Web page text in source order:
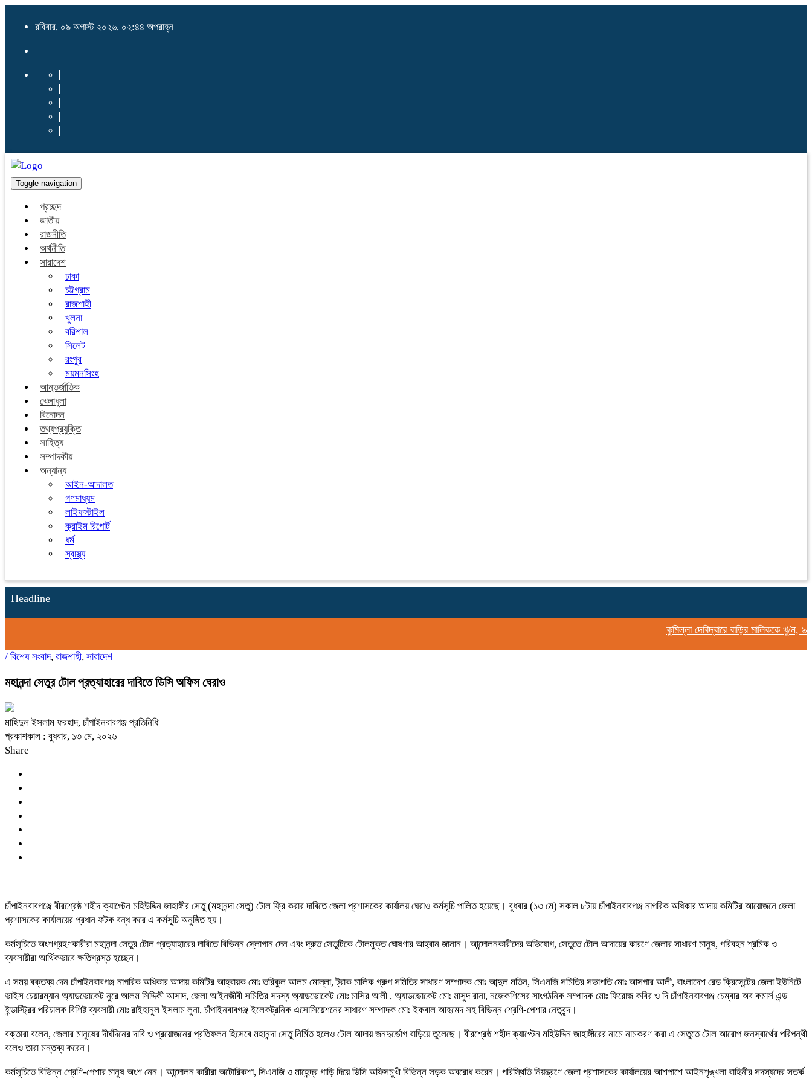
রবিবার, ০৯ অগাস্ট ২০২৬, ০২:৪৪ অপরাহ্ন
Toggle navigation
প্রচ্ছদ
জাতীয়
রাজনীতি
অর্থনীতি
সারাদেশ
ঢাকা
চট্টগ্রাম
রাজশাহী
খুলনা
বরিশাল
সিলেট
রংপুর
ময়মনসিংহ
আন্তর্জাতিক
খেলাধুলা
বিনোদন
তথ্যপ্রযুক্তি
সাহিত্য
সম্পাদকীয়
অন্যান্য
আইন-আদালত
গণমাধ্যম
লাইফস্টাইল
ক্রাইম রিপোর্ট
ধর্ম
স্বাস্থ্য
Headline
কুমিল্লা দেবিদ্বারে বাড়ির মালিককে খু/ন, ৯
/ বিশেষ সংবাদ, রাজশাহী, সারাদেশ
মহানন্দা সেতুর টোল প্রত্যাহারের দাবিতে ডিসি অফিস ঘেরাও
মাহিদুল ইসলাম ফরহাদ, চাঁপাইনবাবগঞ্জ প্রতিনিধি
প্রকাশকাল : বুধবার, ১৩ মে, ২০২৬
Share
চাঁপাইনবাবগঞ্জে বীরশ্রেষ্ঠ শহীদ ক্যাপ্টেন মহিউদ্দিন জাহাঙ্গীর সেতু (মহানন্দা সেতু) টোল ফ্রি করার দাবিতে জেলা প্রশাসকের কার্যালয় ঘেরাও কর্মসূচি পালিত হয়েছে। বুধবার (১৩ মে) সকাল ৮টায় চাঁপাইনবাবগঞ্জ নাগরিক অধিকার আদায় কমিটির আয়োজনে জেলা
প্রশাসকের কার্যালয়ের প্রধান ফটক বন্ধ করে এ কর্মসূচি অনুষ্ঠিত হয়।
কর্মসূচিতে অংশগ্রহণকারীরা মহানন্দা সেতুর টোল প্রত্যাহারের দাবিতে বিভিন্ন স্লোগান দেন এবং দ্রুত সেতুটিকে টোলমুক্ত ঘোষণার আহ্বান জানান। আন্দোলনকারীদের অভিযোগ, সেতুতে টোল আদায়ের কারণে জেলার সাধারণ মানুষ, পরিবহন শ্রমিক ও
ব্যবসায়ীরা আর্থিকভাবে ক্ষতিগ্রস্ত হচ্ছেন।
এ সময় বক্তব্য দেন চাঁপাইনবাবগঞ্জ নাগরিক অধিকার আদায় কমিটির আহ্বায়ক মোঃ তরিকুল আলম মোল্লা, ট্রাক মালিক গ্রুপ সমিতির সাধারণ সম্পাদক মোঃ আব্দুল মতিন, সিএনজি সমিতির সভাপতি মোঃ আসগার আলী, বাংলাদেশ রেড ক্রিসেন্টের জেলা ইউনিটে
ভাইস চেয়ারম্যান অ্যাডভোকেট নুরে আলম সিদ্দিকী আসাদ, জেলা আইনজীবী সমিতির সদস্য অ্যাডভোকেট মোঃ মাসির আলী , অ্যাডভোকেট মোঃ মাসুদ রানা, নজেকশিসের সাংগঠনিক সম্পাদক মোঃ ফিরোজ কবির ও দি চাঁপাইনবাবগঞ্জ চেম্বার অব কমার্স এন্ড
ইন্ডাস্ট্রির পরিচালক বিশিষ্ট ব্যবসায়ী মোঃ রাইহানুল ইসলাম লুনা, চাঁপাইনবাবগঞ্জ ইলেকট্রনিক এসোসিয়েশনের সাধারণ সম্পাদক মোঃ ইকবাল আহমেদ সহ বিভিন্ন শ্রেণি-পেশার নেতৃবৃন্দ।
বক্তারা বলেন, জেলার মানুষের দীর্ঘদিনের দাবি ও প্রয়োজনের প্রতিফলন হিসেবে মহানন্দা সেতু নির্মিত হলেও টোল আদায় জনদুর্ভোগ বাড়িয়ে তুলেছে। বীরশ্রেষ্ঠ শহীদ ক্যাপ্টেন মহিউদ্দিন জাহাঙ্গীরের নামে নামকরণ করা এ সেতুতে টোল আরোপ জনস্বার্থের পরিপন্থী
বলেও তারা মন্তব্য করেন।
কর্মসূচিতে বিভিন্ন শ্রেণি-পেশার মানুষ অংশ নেন। আন্দোলন কারীরা অটোরিকশা, সিএনজি ও মাহেন্দ্র গাড়ি দিয়ে ডিসি অফিসমুখী বিভিন্ন সড়ক অবরোধ করেন। পরিস্থিতি নিয়ন্ত্রণে জেলা প্রশাসকের কার্যালয়ের আশপাশে আইনশৃঙ্খলা বাহিনীর সদস্যদের সতর্ক